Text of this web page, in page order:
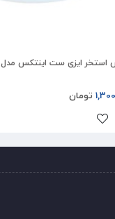
ایزی ست اینتکس مدل 28022
تومان